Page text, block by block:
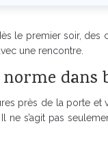
le premier soir,
une rencontre.
dans
près de la porte
s’agit pas